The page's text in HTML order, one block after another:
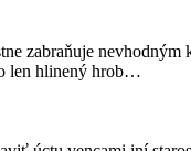
zabraňuje nevhodným
len hlinený hrob…